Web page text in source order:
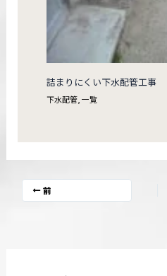
詰まりにくい下水配管工事
下水配管,一覧
前